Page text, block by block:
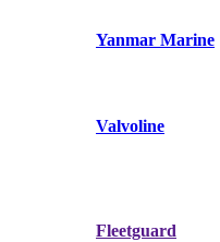
Yanmar Marine
Valvoline
Fleetguard